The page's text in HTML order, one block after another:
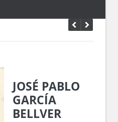
JOSÉ PABLO
GARCÍA
BELLVER